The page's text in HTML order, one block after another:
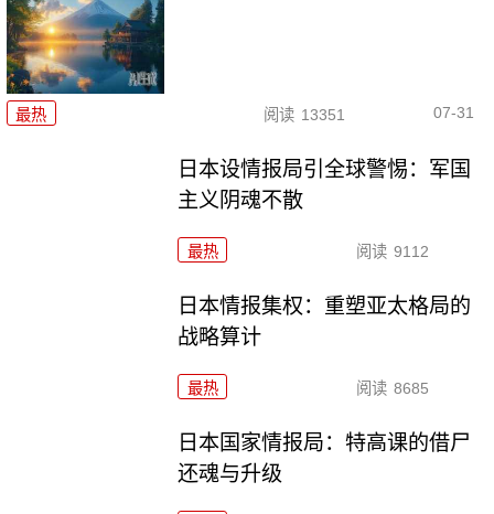
最热 阅读 13351 07-31
日本设情报局引全球警惕：军国
主义阴魂不散
最热 阅读 9112
日本情报集权：重塑亚太格局的
战略算计
最热 阅读 8685
日本国家情报局：特高课的借尸
还魂与升级